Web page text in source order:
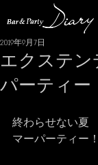
エクステ
パーティー
2019年9月7日
終わらせない夏
マーパーティー